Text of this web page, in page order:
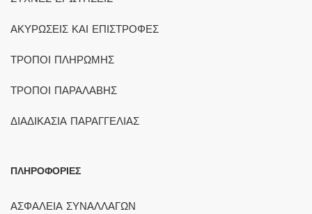
ΑΚΥΡΩΣΕΙΣ ΚΑΙ ΕΠΙΣΤΡΟΦΕΣ
ΤΡΟΠΟΙ ΠΛΗΡΩΜΗΣ
ΤΡΟΠΟΙ ΠΑΡΑΛΑΒΗΣ
ΔΙΑΔΙΚΑΣΙΑ ΠΑΡΑΓΓΕΛΙΑΣ
ΠΛΗΡΟΦΟΡΙΕΣ
ΑΣΦΑΛΕΙΑ ΣΥΝΑΛΛΑΓΩΝ